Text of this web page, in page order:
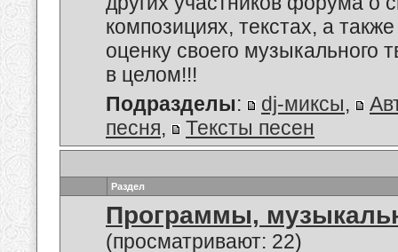
композициях, текстах, а
оценку своего музыкального
в целом!!!
Подразделы: dj-миксы,
песня, Тексты песен
Раздел
Программы,
(просматривают: 22)